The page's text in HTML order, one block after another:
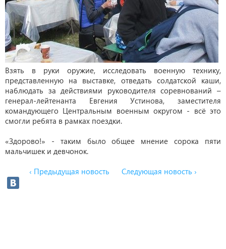
Взять в руки оружие, исследовать военную технику,
представленную на выставке, отведать солдатской каши,
наблюдать за действиями руководителя соревнований –
генерал-лейтенанта Евгения Устинова, заместителя
командующего Центральным военным округом - всё это
смогли ребята в рамках поездки.
«Здорово!» - таким было общее мнение сорока пяти
мальчишек и девчонок.
‹ Предыдущая новость
Следующая новость ›